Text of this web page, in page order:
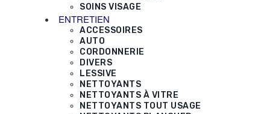
SOINS VISAGE
ENTRETIEN
ACCESSOIRES
AUTO
CORDONNERIE
DIVERS
LESSIVE
NETTOYANTS
NETTOYANTS À VITRE
NETTOYANTS TOUT USAGE